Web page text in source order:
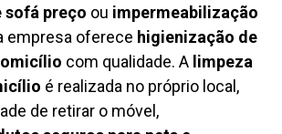
sofá preço ou impermeabilização
empresa oferece higienização de
com qualidade. A limpeza
é realizada no próprio local,
de retirar o móvel,